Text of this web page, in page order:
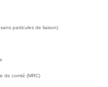
particules de liaison)
de comté (MRC)